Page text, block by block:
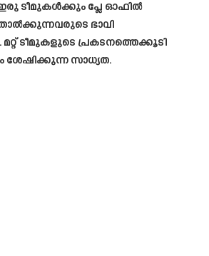
ഇരു ടീമുകള്‍ക്കും പ്ലേ ഓഫിൽ
ഭാവി
മറ്റ് ടീമുകളുടെ പ്രകടനത്തെക്കൂടി
ശേഷിക്കുന്ന സാധ്യത.